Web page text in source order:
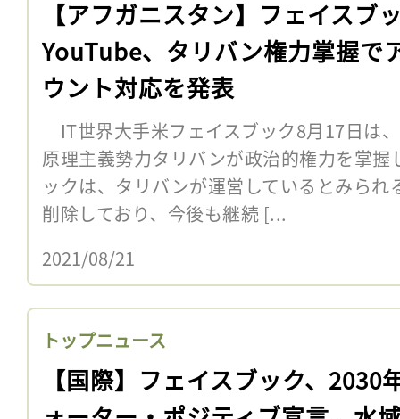
【アフガニスタン】フェイスブ
YouTube、タリバン権力掌握で
ウント対応を発表
IT世界大手米フェイスブック8月17日は
原理主義勢力タリバンが政治的権力を掌握
ックは、タリバンが運営しているとみら
削除しており、今後も継続 [...
2021/08/21
トップニュース
【国際】フェイスブック、2030